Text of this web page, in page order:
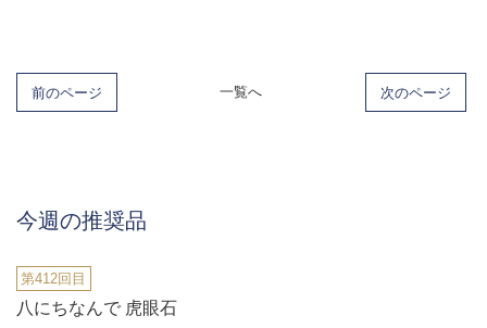
前のページ 一覧へ 次のページ
今週の推奨品
第412回目
八にちなんで 虎眼石